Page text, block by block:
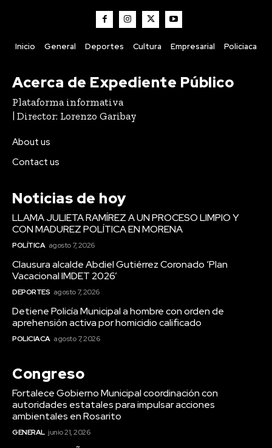
Inicio General Deportes Cultura Empresarial Policiaca
Acerca de Expediente Público
Plataforma informativa
| Director: Lorenzo Garibay
About us
Contact us
Noticias de hoy
LLAMA JULIETA RAMÍREZ A UN PROCESO LIMPIO Y
CON MADUREZ POLÍTICA EN MORENA
POLÍTICA agosto 7, 2026
Clausura alcalde Abdiel Gutiérrez Coronado ‘Plan
Vacacional IMDET 2026’
DEPORTES agosto 7, 2026
Detiene Policía Municipal a hombre con orden de
aprehensión activa por homicidio calificado
POLICIACA agosto 7, 2026
Congreso
Fortalece Gobierno Municipal coordinación con
autoridades estatales para impulsar acciones
ambientales en Rosarito
GENERAL junio 21, 2026